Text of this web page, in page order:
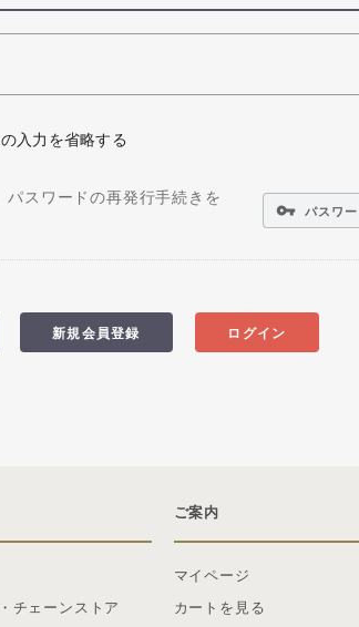
入力を省略する
スワードの再発行手続きを
vpn_key パスワ
ログイン
新規会員登録
チェーンストア
ご案内
マイページ
カートを見る